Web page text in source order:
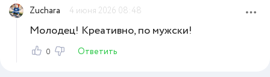
Zuchara
4 июня 2026 08:48
Молодец! Креативно, по мужски!
0 Ответить